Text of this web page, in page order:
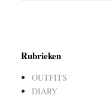
Rubrieken
OUTFITS
DIARY